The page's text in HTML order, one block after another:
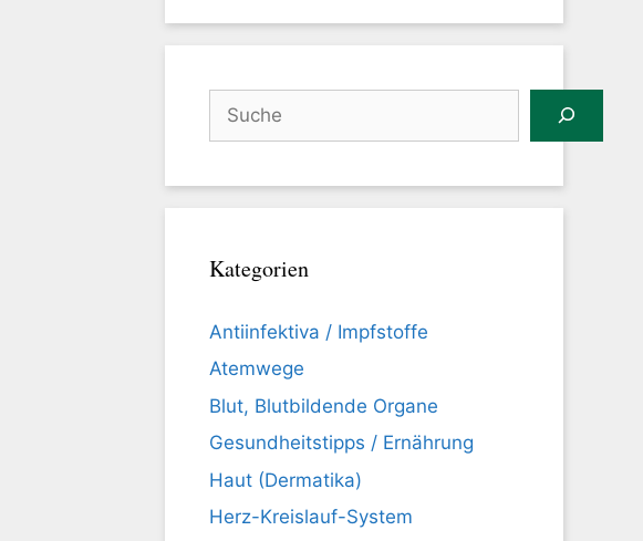
Kategorien
Antiinfektiva / Impfstoffe
Atemwege
Blut, Blutbildende Organe
Gesundheitstipps / Ernährung
Haut (Dermatika)
Herz-Kreislauf-System